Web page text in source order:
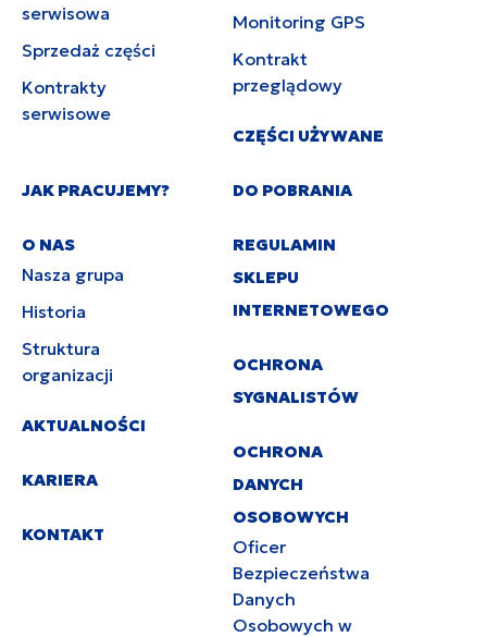
serwisowa
Sprzedaż części
Kontrakty
serwisowe
Monitoring GPS
Kontrakt
przeglądowy
CZĘŚCI UŻYWANE
JAK PRACUJEMY?
O NAS
Nasza grupa
Historia
Struktura
organizacji
AKTUALNOŚCI
KARIERA
KONTAKT
DO POBRANIA
REGULAMIN
SKLEPU
INTERNETOWEGO
OCHRONA
SYGNALISTÓW
OCHRONA
DANYCH
OSOBOWYCH
Oficer
Bezpieczeństwa
Danych
Osobowych w